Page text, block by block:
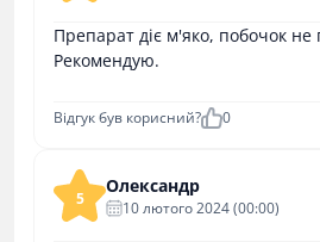
Препарат діє м'яко, побочок не
Рекомендую.
Відгук був корисний? 0
5
Олександр
10 лютого 2024 (00:00)